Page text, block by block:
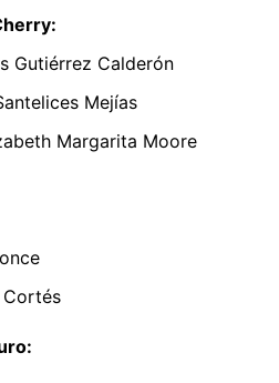
Gutiérrez Calderón
Mejías
Margarita Moore
Cortés